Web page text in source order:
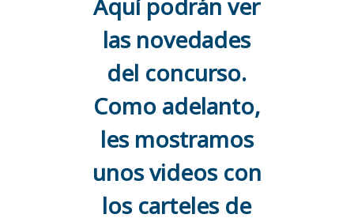
Aquí podrán ver
las novedades
del concurso.
Como adelanto,
les mostramos
unos videos con
los carteles de